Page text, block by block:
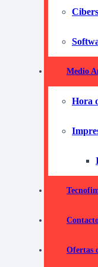
Medio
Hora
Ofertas